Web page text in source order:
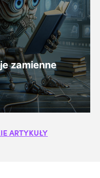
zamienne
ARTYKUŁY